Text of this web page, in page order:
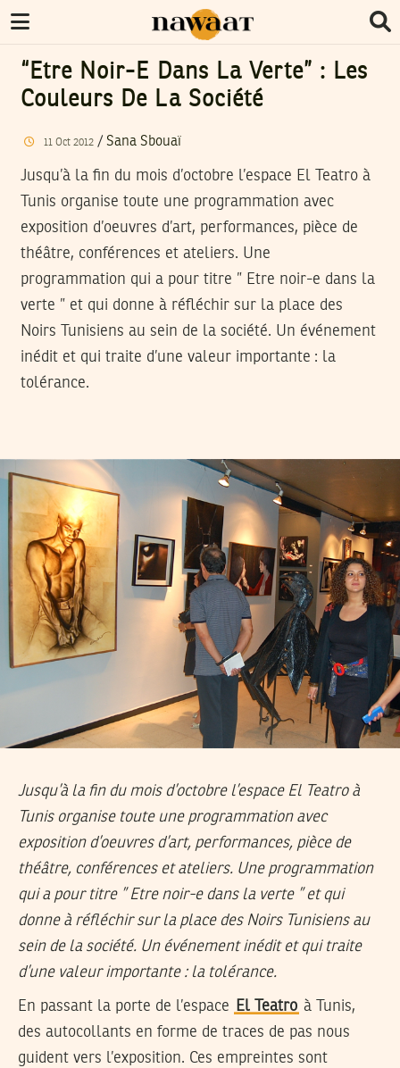
“Etre Noir-E Dans La Verte” : Les
Couleurs De La Société
11 Oct 2012/ Sana Sbouaï
Jusqu’à la fin du mois d’octobre l’espace El Teatro à
Tunis organise toute une programmation avec
exposition d’oeuvres d’art, performances, pièce de
théâtre, conférences et ateliers. Une
programmation qui a pour titre ” Etre noir-e dans la
verte ” et qui donne à réfléchir sur la place des
Noirs Tunisiens au sein de la société. Un événement
inédit et qui traite d’une valeur importante : la
tolérance.
Jusqu’à la fin du mois d’octobre l’espace El Teatro à
Tunis organise toute une programmation avec
exposition d’oeuvres d’art, performances, pièce de
théâtre, conférences et ateliers. Une programmation
qui a pour titre ” Etre noir-e dans la verte ” et qui
donne à réfléchir sur la place des Noirs Tunisiens au
sein de la société. Un événement inédit et qui traite
d’une valeur importante : la tolérance.
En passant la porte de l’espace El Teatro à Tunis,
des autocollants en forme de traces de pas nous
guident vers l’exposition. Ces empreintes sont